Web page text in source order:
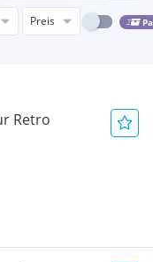
Preis
Retro